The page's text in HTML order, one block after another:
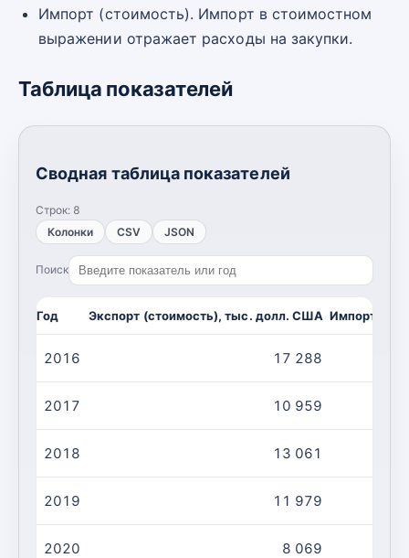
Импорт (стоимость). Импорт в стоимостном
выражении отражает расходы на закупки.
Таблица показателей
Сводная таблица показателей
Строк: 8
Колонки
CSV JSON
Поиск
Год Экспорт (стоимость), тыс. долл. США Импорт
2016 17 288
2017 10 959
2018 13 061
2019 11 979
2020 8 069